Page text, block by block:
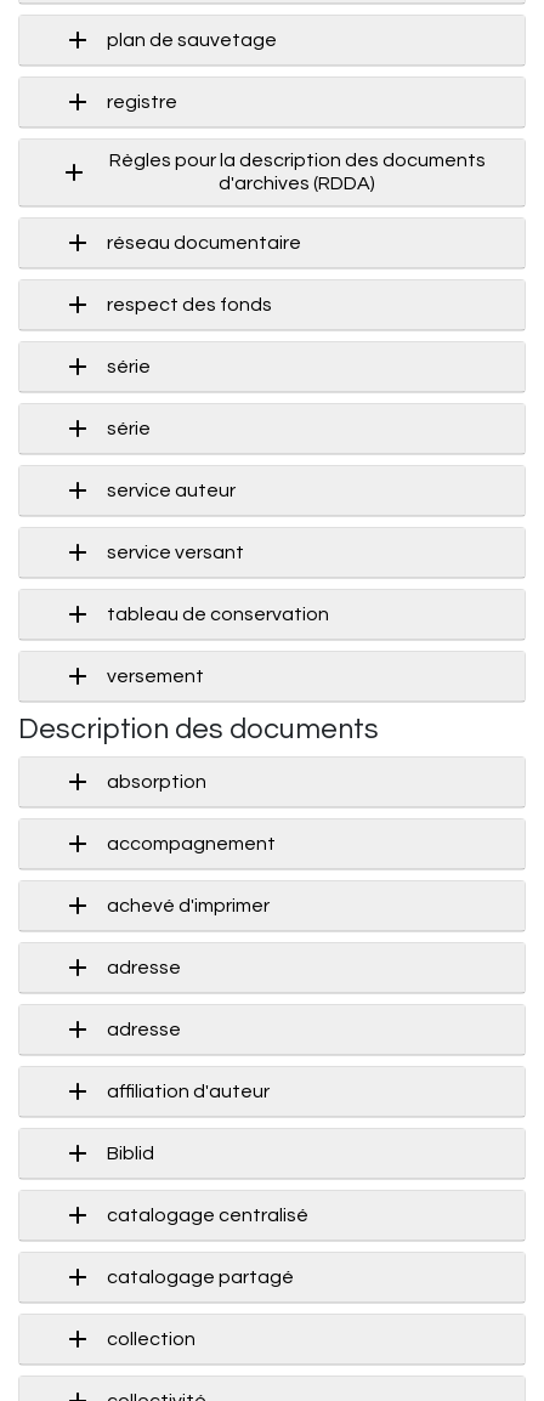
plan de sauvetage
registre
Règles pour la description des documents
d'archives (RDDA)
réseau documentaire
respect des fonds
série
série
service auteur
service versant
tableau de conservation
versement
Description des documents
absorption
accompagnement
achevé d'imprimer
adresse
adresse
affiliation d'auteur
Biblid
catalogage centralisé
catalogage partagé
collection